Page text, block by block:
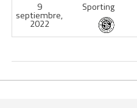
9
septiembre,
2022
Sporting